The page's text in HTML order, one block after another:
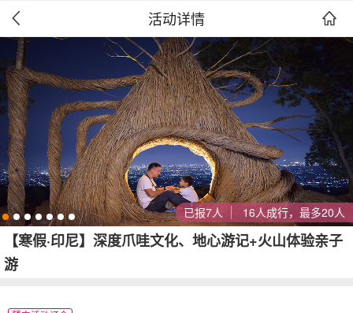
 活动详情 
已报7人 16人成行，最多20人
【寒假·印尼】深度爪哇文化、地心游记+火山体验亲子
游